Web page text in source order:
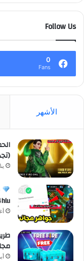
Follow Us
0
Fans
الأشهر
مجانا